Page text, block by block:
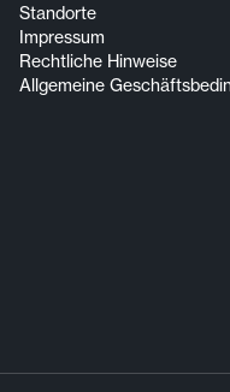
Standorte
Impressum
Rechtliche Hinweise
Allgemeine